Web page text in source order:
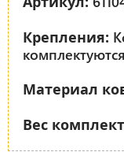
Крепления:
Материал
Вес